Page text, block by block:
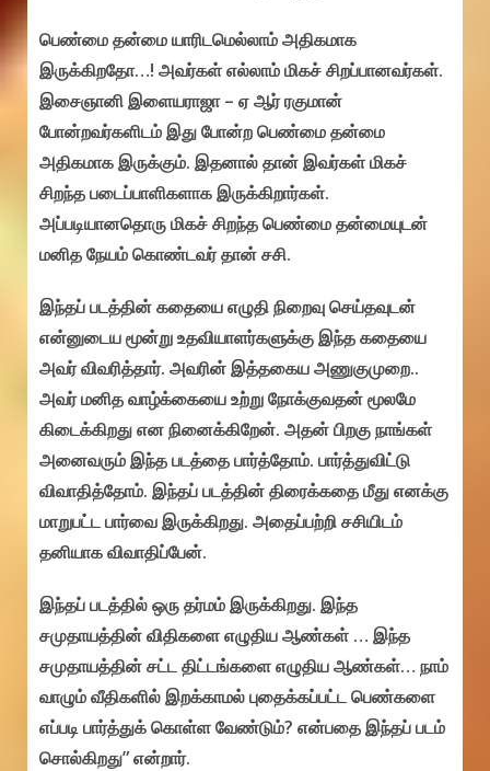
பெண்மை தன்மை யாரிடமெல்லாம் அதிகமாக
இருக்கிறதோ…! அவர்கள் எல்லாம் மிகச் சிறப்பானவர்கள்.
இசைஞானி இளையராஜா – ஏ ஆர் ரகுமான்
போன்றவர்களிடம் இது போன்ற பெண்மை தன்மை
அதிகமாக இருக்கும். இதனால் தான் இவர்கள் மிகச்
சிறந்த படைப்பாளிகளாக இருக்கிறார்கள்.
அப்படியானதொரு மிகச் சிறந்த பெண்மை தன்மையுடன்
மனித நேயம் கொண்டவர் தான் சசி.
இந்தப் படத்தின் கதையை எழுதி நிறைவு செய்தவுடன்
என்னுடைய மூன்று உதவியாளர்களுக்கு இந்த கதையை
அவர் விவரித்தார். அவரின் இத்தகைய அணுகுமுறை..
அவர் மனித வாழ்க்கையை உற்று நோக்குவதன் மூலமே
கிடைக்கிறது என நினைக்கிறேன். அதன் பிறகு நாங்கள்
அனைவரும் இந்த படத்தை பார்த்தோம். பார்த்துவிட்டு
விவாதித்தோம். இந்தப் படத்தின் திரைக்கதை மீது எனக்கு
மாறுபட்ட பார்வை இருக்கிறது. அதைப்பற்றி சசியிடம்
தனியாக விவாதிப்பேன்.
இந்தப் படத்தில் ஒரு தர்மம் இருக்கிறது. இந்த
சமுதாயத்தின் விதிகளை எழுதிய ஆண்கள் … இந்த
சமுதாயத்தின் சட்ட திட்டங்களை எழுதிய ஆண்கள்… நாம்
வாழும் வீதிகளில் இறக்காமல் புதைக்கப்பட்ட பெண்களை
எப்படி பார்த்துக் கொள்ள வேண்டும்? என்பதை இந்தப் படம்
சொல்கிறது” என்றார்.